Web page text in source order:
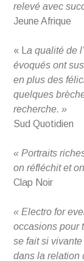
relevé avec
Jeune Afrique
« La qualité de
évoqués ont
en plus des
quelques
recherche. »
Sud Quotidien
« Portraits
on réfléchit et
Clap Noir
« Electro for
occasions pour
se fait si
dans la relation